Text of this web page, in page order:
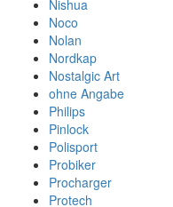
Nishua
Noco
Nolan
Nordkap
Nostalgic Art
ohne Angabe
Philips
Pinlock
Polisport
Probiker
Procharger
Protech